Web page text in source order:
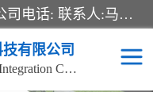
苏州迈凯隆系统集成科技有限公司电话: 联系人:马杰森 销售安装视频监控、报警系统、电话交换机、门禁考勤、巡更系统、呼叫对讲系统、停车场道闸、智能家居、广播系统、综合布线、办公设备、电子商务软件、网络工程、酒店门锁系列 系统集成、VOD视频点播、LED显示屏、节能产品、USP电源、收银机等弱电及智能化项目。
有限公司
Suzhou MaikailongSystem Integration Co., Ltd.